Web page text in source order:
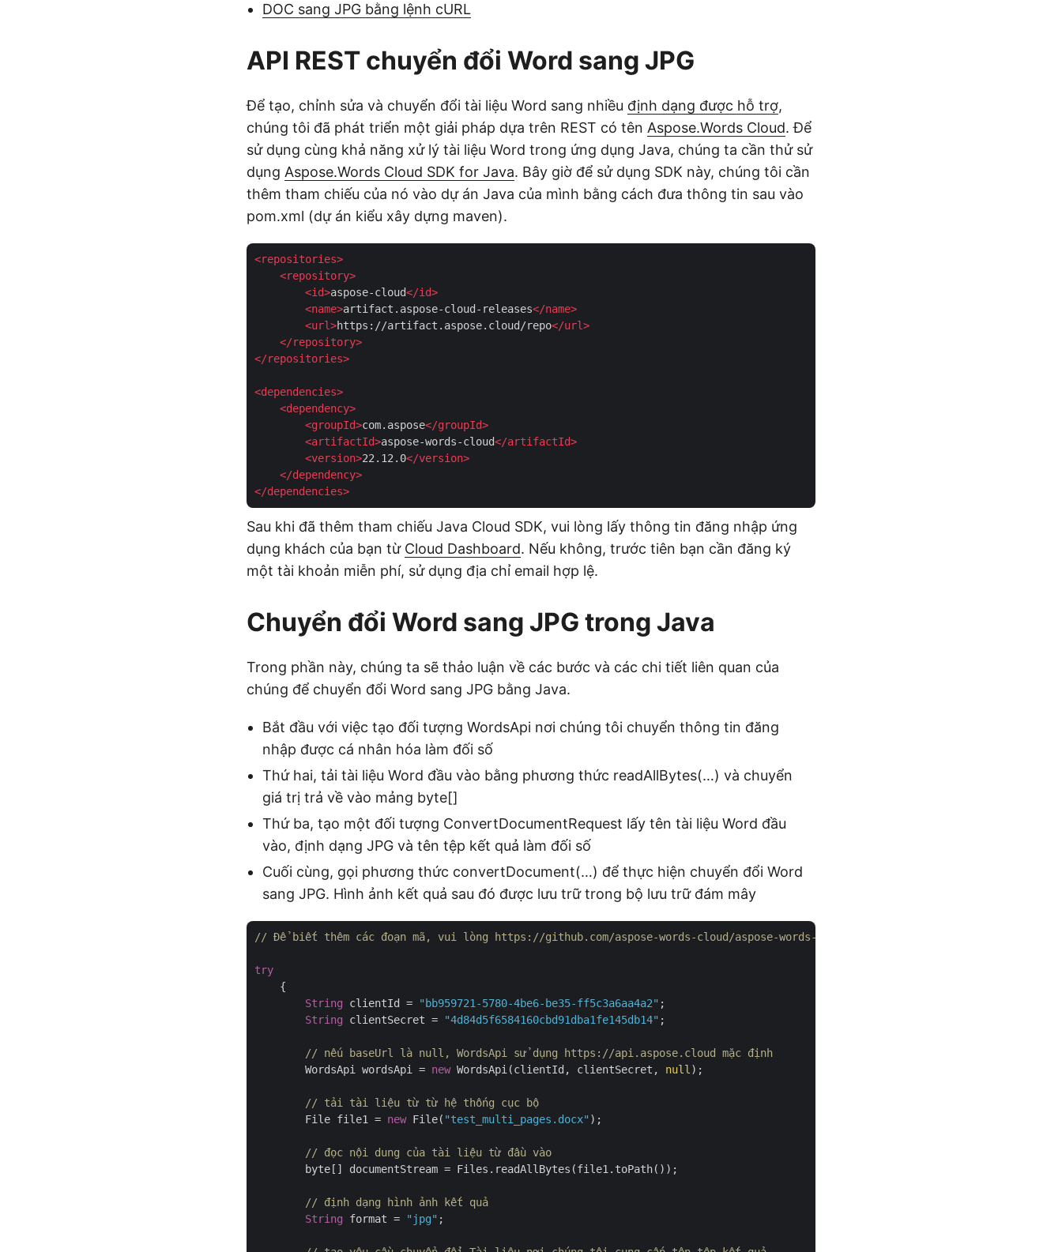
DOC sang JPG bằng lệnh cURL
API REST chuyển đổi Word sang JPG
Để tạo, chỉnh sửa và chuyển đổi tài liệu Word sang nhiều định dạng được hỗ trợ,
chúng tôi đã phát triển một giải pháp dựa trên REST có tên Aspose.Words Cloud. Để
sử dụng cùng khả năng xử lý tài liệu Word trong ứng dụng Java, chúng ta cần thử sử
dụng Aspose.Words Cloud SDK for Java. Bây giờ để sử dụng SDK này, chúng tôi cần
thêm tham chiếu của nó vào dự án Java của mình bằng cách đưa thông tin sau vào
pom.xml (dự án kiểu xây dựng maven).
<repositories>
<repository>
<id>aspose-cloud</id>
<name>artifact.aspose-cloud-releases</name>
<url>https://artifact.aspose.cloud/repo</url>
</repository>
</repositories>
<dependencies>
<dependency>
<groupId>com.aspose</groupId>
<artifactId>aspose-words-cloud</artifactId>
<version>22.12.0</version>
</dependency>
</dependencies>
Sau khi đã thêm tham chiếu Java Cloud SDK, vui lòng lấy thông tin đăng nhập ứng
dụng khách của bạn từ Cloud Dashboard. Nếu không, trước tiên bạn cần đăng ký
một tài khoản miễn phí, sử dụng địa chỉ email hợp lệ.
Chuyển đổi Word sang JPG trong Java
Trong phần này, chúng ta sẽ thảo luận về các bước và các chi tiết liên quan của
chúng để chuyển đổi Word sang JPG bằng Java.
Bắt đầu với việc tạo đối tượng WordsApi nơi chúng tôi chuyển thông tin đăng
nhập được cá nhân hóa làm đối số
Thứ hai, tải tài liệu Word đầu vào bằng phương thức readAllBytes(…) và chuyển
giá trị trả về vào mảng byte[]
Thứ ba, tạo một đối tượng ConvertDocumentRequest lấy tên tài liệu Word đầu
vào, định dạng JPG và tên tệp kết quả làm đối số
Cuối cùng, gọi phương thức convertDocument(…) để thực hiện chuyển đổi Word
sang JPG. Hình ảnh kết quả sau đó được lưu trữ trong bộ lưu trữ đám mây
// Để biết thêm các đoạn mã, vui lòng https://github.com/aspose-words-cloud/aspose-words-cloud-java
try
    {
String clientId = "bb959721-5780-4be6-be35-ff5c3a6aa4a2" ;
String clientSecret = "4d84d5f6584160cbd91dba1fe145db14" ;
// nếu baseUrl là null, WordsApi sử dụng https://api.aspose.cloud mặc định
	WordsApi wordsApi =
new WordsApi(clientId, clientSecret, null );
// tải tài liệu từ từ hệ thống cục bộ
        File file1 =
new File( "test_multi_pages.docx" );
// đọc nội dung của tài liệu từ đầu vào
        byte[] documentStream = Files.readAllBytes(file1.toPath());
// định dạng hình ảnh kết quả
String format = "jpg" ;